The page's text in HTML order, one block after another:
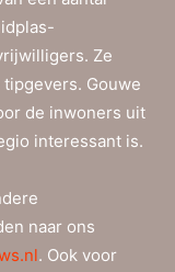
Ze
Gouwe
de inwoners uit
interessant is.
naar ons
. Ook voor